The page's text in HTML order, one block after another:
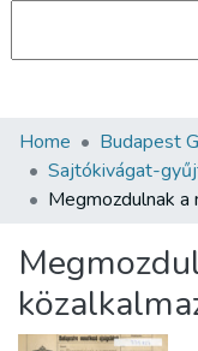
Communities &
All of DSpace
About us
Home Budapest
Sajtókivágat-